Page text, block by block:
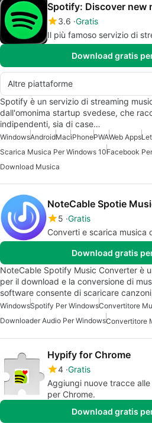
Spotify: Discover new
3.6 Gratis
Il più famoso servizio di
Download gratis
Altre piattaforme
Spotify è un servizio di streaming
dall'omonima startup svedese, che
indipendenti, sia di case…
WindowsAndroidMaciPhonePWAWeb Apps
Scarica Musica Per Windows 10Facebook
Download Musica
NoteCable Spotie
5 Gratis
Converti e scarica musica
Download gratis
NoteCable Spotify Music Converter è
per il download e la conversione di
software consente di scaricare
WindowsSpotify Per WindowsConvertitore
Downloader Audio Per WindowsConvertitore
Hypify for Chrome
4 Gratis
Aggiungi nuove tracce
per Chrome.
Download gratis